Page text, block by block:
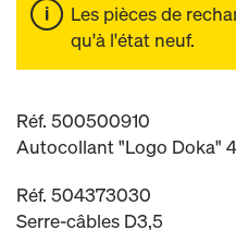
Les pièces de
qu'à l'état neuf.
Réf. 500500910
Autocollant "Logo Doka"
Réf. 504373030
Serre-câbles D3,5